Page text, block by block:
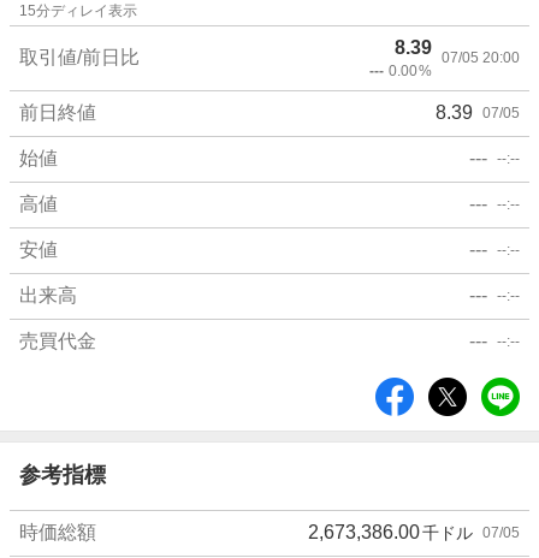
価
15分ディレイ表示
取引値/前日比 8.39
--- 0.00%
07/05 20:00
前日終値 8.39 07/05
始値 --- --:--
高値 --- --:--
安値 --- --:--
出来高 --- --:--
売買代金 --- --:--
ア
参考指標
時価総額 2,673,386.00千ドル 07/05